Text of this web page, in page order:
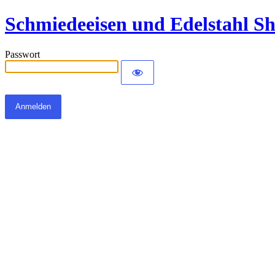
Schmiedeeisen und Edelstahl
Passwort